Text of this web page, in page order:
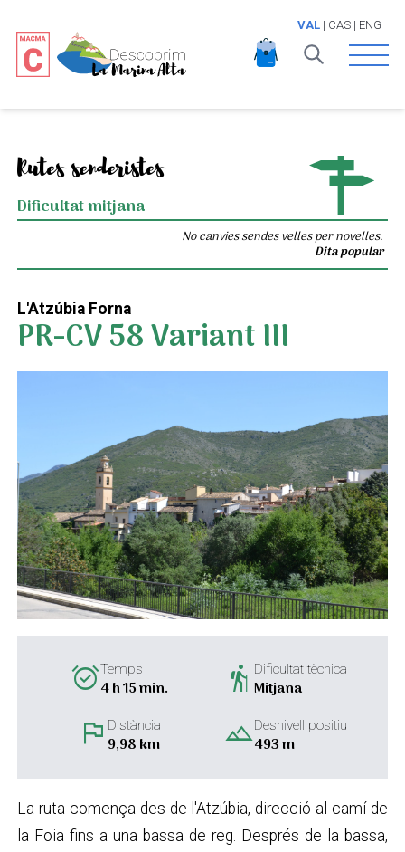
VAL| CAS| ENG
Open
Rutes senderistes
Dificultat mitjana
No canvies sendes velles per novelles.
Dita popular
L'Atzúbia Forna
PR-CV 58 Variant III
alarm_onTemps
4 h 15 min. hiking Dificultat tècnica
Mitjana
flag Distància
9,98 km landscapeDesnivell positiu
493 m
La ruta comença des de l'Atzúbia, direcció al camí de
la Foia fins a una bassa de reg. Després de la bassa,